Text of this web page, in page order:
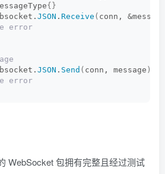
{}
JSON . Receive ( conn, &message
error
JSON . Send ( conn, message )
error
WebSocket 包拥有完整且经过测试